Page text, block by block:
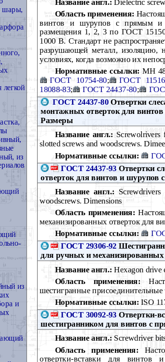
шары,
легкой
из
из
и
Область применения:
винтов и шурупов с прямым и
размещения 1, 2, 3 по ГОСТ
1000 В. Стандарт не
разрушающей металл, изоляцию,
условиях, когда возможно их
Нормативные ссылки: МН
ГОСТ 10754-80; ГОСТ
18088-83; ГОСТ 24437-80;
ГОСТ 24437-80Отвертки
монтажных отверток для
Размеры
Название англ.:Screwolrivers
slotted screws and woodscrews.
Нормативные ссылки:
ГОСТ 24437-93 Отвертки
отверток для винтов и
Название англ.:
woodscrews. Dimensions
Область применения:
механизированных отверток для
Нормативные ссылки:
ГОСТ 29306-92
для ручных и
Название англ.: Hexagon drive
Область применения:
шестигранные присоединительные
Нормативные ссылки:ISO
ГОСТ 30092-93 Отвертки-
шестигранником для винтов с
Название англ.: Screwdriver
Область применения:
отвертки-вставки для